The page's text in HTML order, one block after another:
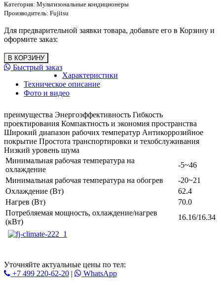
Категория: Мультизональные кондиционеры
Производитель: Fujitsu
Для предварительной заявки товара, добавьте его в Корзину и
оформите заказ:
Быстрый заказ
Характеристики
Техническое описание
Фото и видео
преимущества Энергоэффективность Гибкость
проектирования Компактность и экономия пространства
Широкий диапазон рабочих температур Антикоррозийное
покрытие Простота транспортировки и техобслуживания
Низкий уровень шума
Минимальная рабочая температура на
охлаждение
-5~46
Минимальная рабочая температура на обогрев
-20~21
Охлаждение (Вт)
62.4
Нагрев (Вт)
70.0
Потребляемая мощность, охлаждение/нагрев
(кВт)
16.16/16.34
Уточняйте актуальные цены по тел:
+7 499 220-62-20 | WhatsАpp